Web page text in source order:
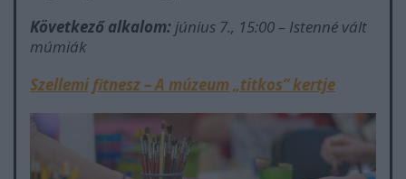
Következő alkalom: június 7., 15:00 – Istenné vált
múmiák
Szellemi fitnesz – A múzeum „titkos” kertje